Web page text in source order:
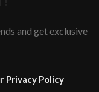
and get exclusive
Privacy Policy